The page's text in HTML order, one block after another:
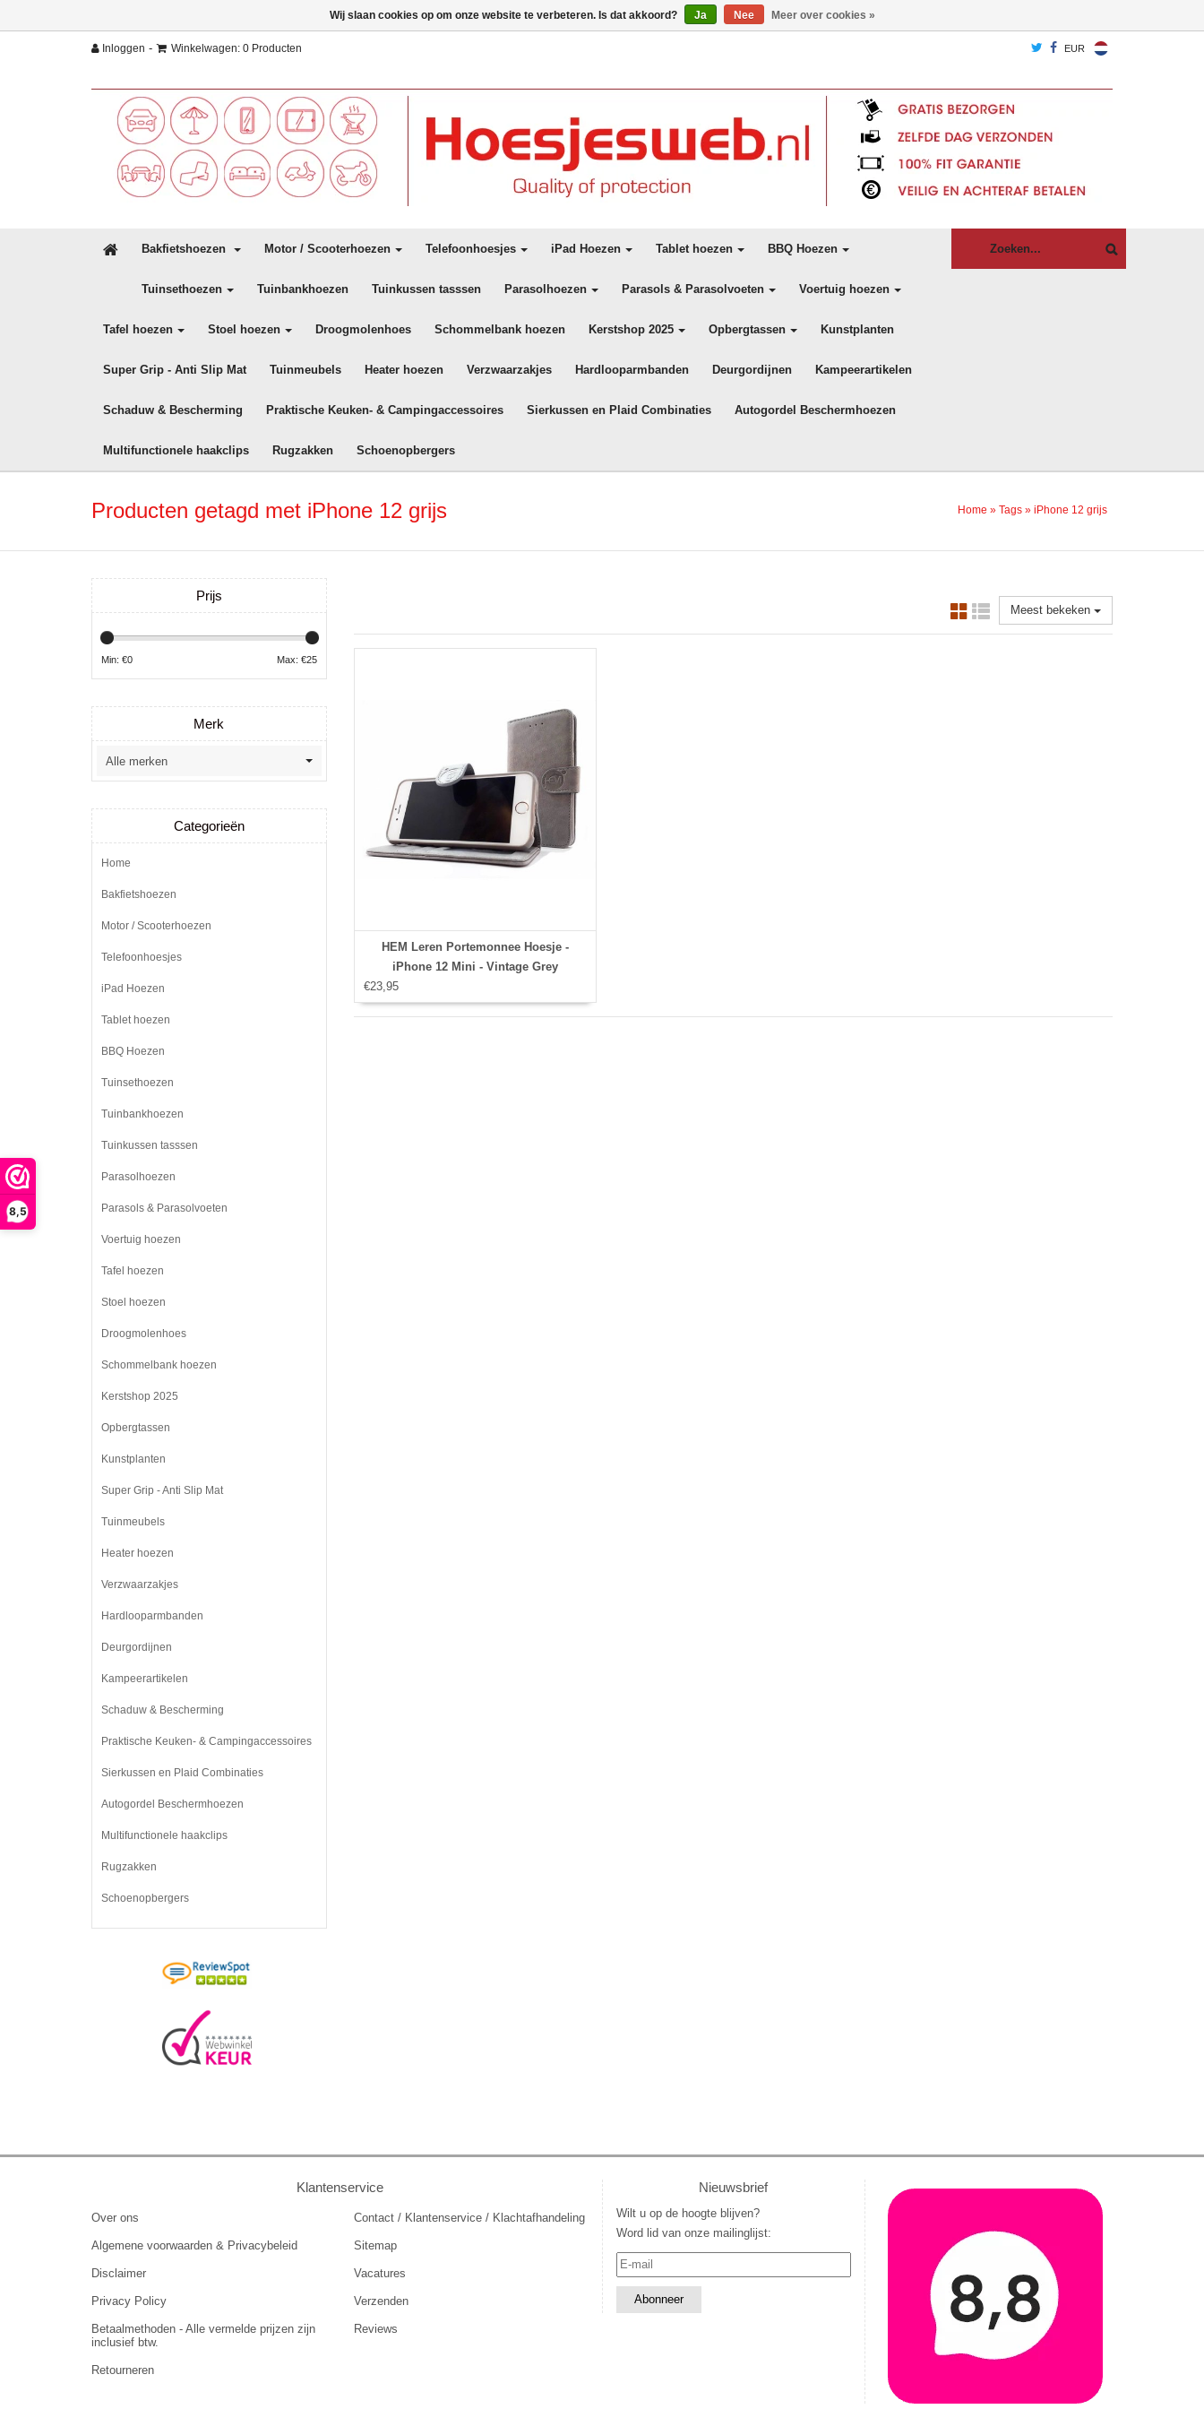
8,5
Inloggen - Winkelwagen: 0 Producten EUR
Bakfietshoezen Motor / Scooterhoezen Telefoonhoesjes iPad Hoezen Tablet hoezen BBQ Hoezen
Tuinsethoezen Tuinbankhoezen Tuinkussen tasssen Parasolhoezen Parasols & Parasolvoeten Voertuig hoezen
Tafel hoezen Stoel hoezen Droogmolenhoes Schommelbank hoezen Kerstshop 2025 Opbergtassen Kunstplanten
Super Grip - Anti Slip Mat Tuinmeubels Heater hoezen Verzwaarzakjes Hardlooparmbanden Deurgordijnen Kampeerartikelen
Schaduw & Bescherming Praktische Keuken- & Campingaccessoires Sierkussen en Plaid Combinaties Autogordel Beschermhoezen
Multifunctionele haakclips Rugzakken Schoenopbergers
Producten getagd met iPhone 12 grijs Home » Tags » iPhone 12 grijs
Meest bekeken
HEM Leren Portemonnee Hoesje -
iPhone 12 Mini - Vintage Grey
€23,95
Prijs
Min: €0 Max: €25
Merk
Categorieën
Home
Bakfietshoezen
Motor / Scooterhoezen
Telefoonhoesjes
iPad Hoezen
Tablet hoezen
BBQ Hoezen
Tuinsethoezen
Tuinbankhoezen
Tuinkussen tasssen
Parasolhoezen
Parasols & Parasolvoeten
Voertuig hoezen
Tafel hoezen
Stoel hoezen
Droogmolenhoes
Schommelbank hoezen
Kerstshop 2025
Opbergtassen
Kunstplanten
Super Grip - Anti Slip Mat
Tuinmeubels
Heater hoezen
Verzwaarzakjes
Hardlooparmbanden
Deurgordijnen
Kampeerartikelen
Schaduw & Bescherming
Praktische Keuken- & Campingaccessoires
Sierkussen en Plaid Combinaties
Autogordel Beschermhoezen
Multifunctionele haakclips
Rugzakken
Schoenopbergers
Klantenservice
Over ons
Algemene voorwaarden & Privacybeleid
Disclaimer
Privacy Policy
Betaalmethoden - Alle vermelde prijzen zijn
inclusief btw.
Retourneren
Contact / Klantenservice / Klachtafhandeling
Sitemap
Vacatures
Verzenden
Reviews
Nieuwsbrief
Wilt u op de hoogte blijven?
Word lid van onze mailinglijst:
Wij slaan cookies op om onze website te verbeteren. Is dat akkoord? Ja Nee Meer over cookies »